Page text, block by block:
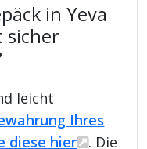
in Yeva
sicher
leicht
Ihres
diese hier
. Die